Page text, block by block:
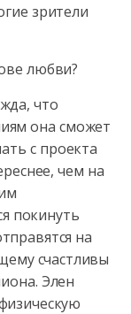
зрители
любви?
что
она сможет
с проекта
чем на
покинуть
на
счастливы
Элен